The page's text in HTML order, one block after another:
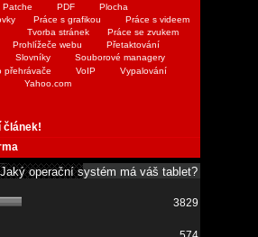
Patche PDF
Plocha
Práce s grafikou
Práce s videem
Tvorba stránek
Práce se zvukem
Prohlížeče webu
Přetaktování
Slovníky
Souborové managery
přehrávače VoIP
Vypalování
Yahoo.com
článek!
Jaký operační systém má váš tablet?
3829